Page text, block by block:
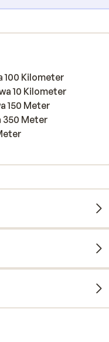
100 Kilometer
10 Kilometer
150 Meter
Meter